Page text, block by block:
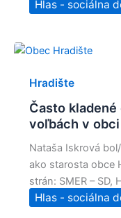
Hlas - sociálna
Hradište
Často
voľbách v
Nataša Iskrová
ako starosta obce
strán: SMER – SD,
Hlas - sociálna